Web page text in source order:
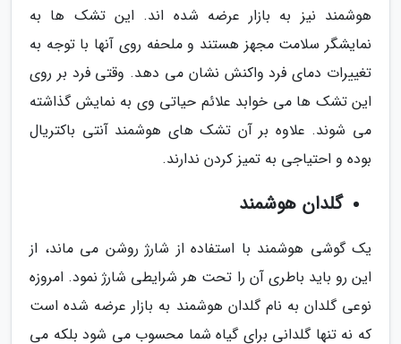
هوشمند نیز به بازار عرضه شده اند. این تشک ها به
نمایشگر سلامت مجهز هستند و ملحفه روی آنها با توجه به
تغییرات دمای فرد واکنش نشان می دهد. وقتی فرد بر روی
این تشک ها می خوابد علائم حیاتی وی به نمایش گذاشته
می شوند. علاوه بر آن تشک های هوشمند آنتی باکتریال
بوده و احتیاجی به تمیز کردن ندارند.
گلدان هوشمند
یک گوشی هوشمند با استفاده از شارژ روشن می ماند، از
این رو باید باطری آن را تحت هر شرایطی شارژ نمود. امروزه
نوعی گلدان به نام گلدان هوشمند به بازار عرضه شده است
که نه تنها گلدانی برای گیاه شما محسوب می شود بلکه می